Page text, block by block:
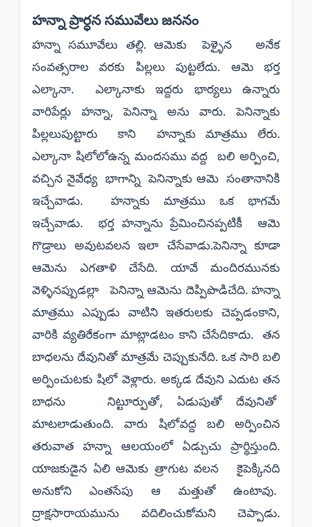
హన్నా ప్రార్ధన సమువేలు జననం
హన్నా సమూవేలు తల్లి. ఆమెకు పెళ్ళైన అనేక
సంవత్సరాల వరకు పిల్లలు పుట్టలేదు. ఆమె భర్త
ఎల్కానా. ఎల్కానాకు ఇద్దరు భార్యలు ఉన్నారు
వారిపేర్లు హన్నా, పెనిన్నా అను వారు. పెనిన్నాకు
పిల్లలుపుట్టారు కాని హన్నాకు మాత్రము లేరు.
ఎల్కానా షిలోలోఉన్న మందసము వద్ద బలి అర్పించి,
వచ్చిన నైవేధ్య భాగాన్ని పెనిన్నాకు ఆమె సంతానానికి
ఇచ్చేవాడు. హన్నాకు మాత్రము ఒక భాగమే
ఇచ్చేవాడు. భర్త హన్నాను ప్రేమించినప్పటికీ ఆమె
గొడ్రాలు అవుటవలన ఇలా చేసేవాడు.పెనిన్నా కూడా
ఆమెను ఎగతాళి చేసేది. యావే మందిరమునకు
వెళ్ళినప్పుడల్లా పెనిన్నా ఆమెను దెప్పిపొడిచేది. హన్నా
మాత్రము ఎప్పుడు వాటిని ఇతరులకు చెప్పడంకాని,
వారికి వ్యతిరేకంగా మాట్లాడటం కాని చేసేదికాదు. తన
బాధలను దేవునితో మాత్రమే చెప్పుకునేది. ఒక సారి బలి
అర్పించుటకు షిలో వెళ్లారు. అక్కడ దేవుని ఎదుట తన
బాధను నిట్టూర్పుతో, ఏడుపుతో దేవునితో
మాటలాడుతుంది. వారు షిలోవద్ద బలి అర్పించిన
తరువాత హన్నా ఆలయంలో ఏడ్చుచు ప్రార్థిస్తుంది.
యాజకుడైన ఏలి ఆమెకు త్రాగుట వలన కైపెక్కినది
అనుకోని ఎంతసేపు ఆ మత్తుతో ఉంటావు.
ద్రాక్షసారాయమును వదిలించుకోమని చెప్పాడు.